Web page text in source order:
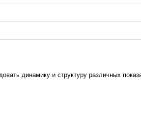
динамику и структуру различных